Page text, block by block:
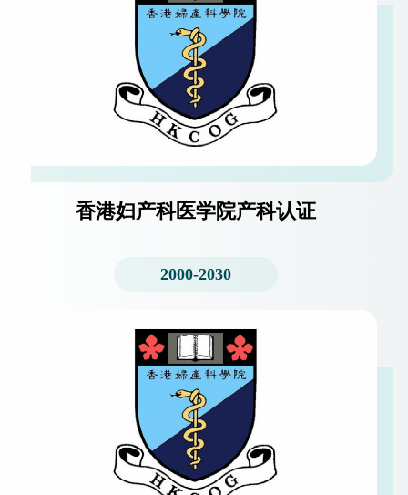
香港妇产科医学院产科认证
2000-2030